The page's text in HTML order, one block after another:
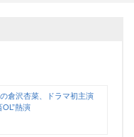
倉沢杏菜、ドラマ初主演
熱演